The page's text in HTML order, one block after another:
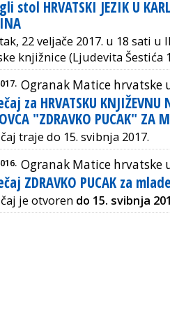
stol HRVATSKI JEZIK U
22 veljače 2017. u 18 sati
knjižnice (Ljudevita Šestića
Ogranak Matice hrvatske
za HRVATSKU KNJIŽEVNU
"ZDRAVKO PUCAK" ZA
traje do 15. svibnja 2017.
Ogranak Matice hrvatske
ZDRAVKO PUCAK za
je otvoren do 15. svibnja